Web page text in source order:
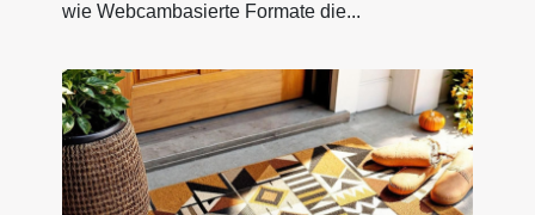
wie Webcambasierte Formate die...